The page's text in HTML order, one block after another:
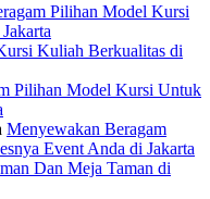
Pilihan Model Kursi
Kuliah Berkualitas di
Pilihan Model Kursi Untuk
Menyewakan Beragam
Event Anda di Jakarta
Dan Meja Taman di